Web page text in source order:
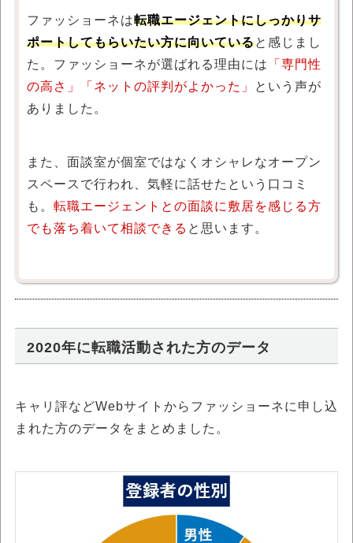
ファッショーネは転職エージェントにしっかりサ
ポートしてもらいたい方に向いていると感じまし
た。ファッショーネが選ばれる理由には
「専門性
の高さ」「ネットの評判がよかった」
という声が
ありました。
また、面談室が個室ではなくオシャレなオープン
スペースで行われ、気軽に話せたという口コミ
も。 転職エージェントとの面談に敷居を感じる方
でも落ち着いて相談できる と思います。
2020年に転職活動された方のデータ
キャリ評などWebサイトからファッショーネに申し込
まれた方のデータをまとめました。